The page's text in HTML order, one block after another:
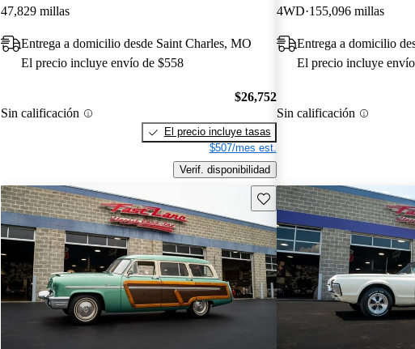
47,829 millas
Entrega a domicilio desde Saint Charles, MO
El precio incluye envío de $558
Sin calificación
$26,752
El precio incluye tasas
$507/mes est.
Verif. disponibilidad
4WD 155,096 millas
Entrega a domicilio
El precio incluye
Sin calificación
Guarda este Aviso